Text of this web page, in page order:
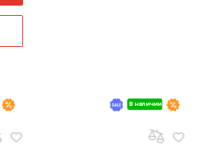
В наличии